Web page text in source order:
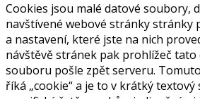
Cookies jsou malé datové soubory,
navštívené webové stránky stránky
a nastavení, které jste na nich
návštěvě stránek pak prohlížeč tato
souboru pošle zpět serveru.
říká „cookie“ a je to v krátký